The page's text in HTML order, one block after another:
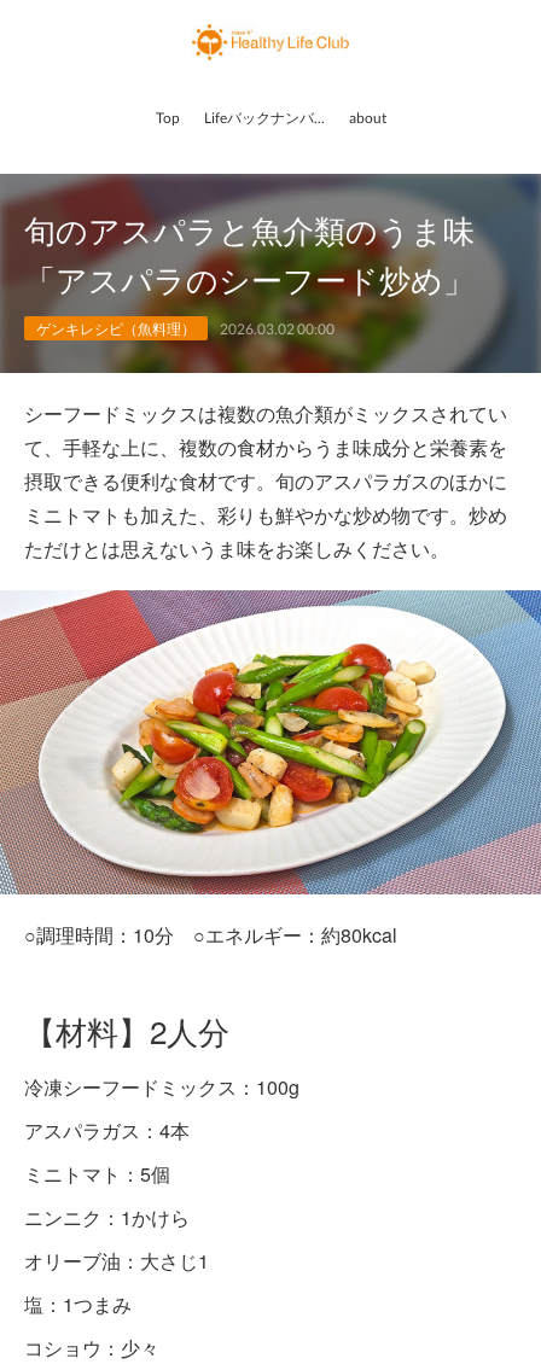
Top Lifeバックナンバー about
旬のアスパラと魚介類のうま味
「アスパラのシーフード炒め」
ゲンキレシピ（魚料理） 2026.03.02 00:00
シーフードミックスは複数の魚介類がミックスされてい
て、手軽な上に、複数の食材からうま味成分と栄養素を
摂取できる便利な食材です。旬のアスパラガスのほかに
ミニトマトも加えた、彩りも鮮やかな炒め物です。炒め
ただけとは思えないうま味をお楽しみください。
○調理時間：10分 ○エネルギー：約80kcal
【材料】2人分
冷凍シーフードミックス：100g
アスパラガス：4本
ミニトマト：5個
ニンニク：1かけら
オリーブ油：大さじ1
塩：1つまみ
コショウ：少々